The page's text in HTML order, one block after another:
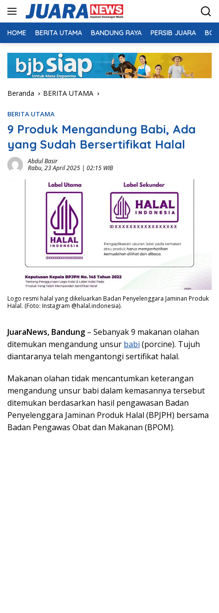
HOME BERITA UTAMA BANDUNG RAYA PERSIB JUARA
Beranda BERITA UTAMA
BERITA UTAMA
9 Produk Mengandung Babi, Ada
yang Sudah Bersertifikat Halal
Abdul Basir
Rabu, 23 April 2025 | 02:15 WIB
Logo resmi halal yang dikeluarkan Badan Penyelenggara Jaminan Produk
Halal. (Foto: Instagram @halal.indonesia).
JuaraNews, Bandung – Sebanyak 9 makanan olahan
ditemukan mengandung unsur babi (porcine). Tujuh
diantaranya telah mengantongi sertifikat halal.
Makanan olahan tidak mencantumkan keterangan
mengandung unsur babi dalam kemasannya tersebut
ditemukan berdasarkan hasil pengawasan Badan
Penyelenggara Jaminan Produk Halal (BPJPH) bersama
Badan Pengawas Obat dan Makanan (BPOM).